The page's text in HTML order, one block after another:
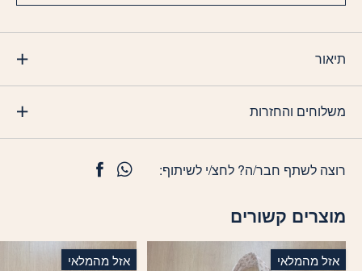
תיאור
משלוחים והחזרות
רוצה לשתף חבר/ה? לחצ/י לשיתוף:
מוצרים קשורים
אזל מהמלאי אזל מהמלאי